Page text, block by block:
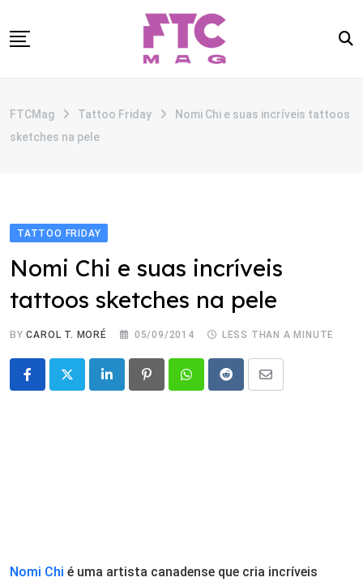
to
CATEGORIAS
FTCMag Tattoo Friday
Nomi Chi e suas incríveis tattoos
sketches na pele
TATTOO FRIDAY
Nomi Chi e suas incríveis
tattoos sketches na pele
BYCAROL T. MORÉ 05/09/2014 LESS THAN A MINUTE
LinkedIn PinterestWhatsappRedditShare
Nomi Chi é uma artista canadense que cria incríveis